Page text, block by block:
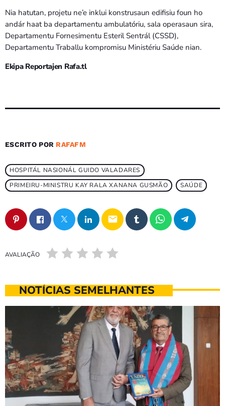
Nia hatutan, projetu ne’e inklui konstrusaun edifisiu foun ho
andár haat ba departamentu ambulatóriu, sala operasaun sira,
Departamentu Fornesimentu Esteril Sentrál (CSSD),
Departamentu Traballu kompromisu Ministériu Saúde nian.
Ekipa Reportajen Rafa.tl
ESCRITO POR RAFAFM
HOSPITÁL NASIONÁL GUIDO VALADARES
PRIMEIRU-MINISTRU KAY RALA XANANA GUSMÃO
SAÚDE
email
AVALIAÇÃO
NOTÍCIAS SEMELHANTES